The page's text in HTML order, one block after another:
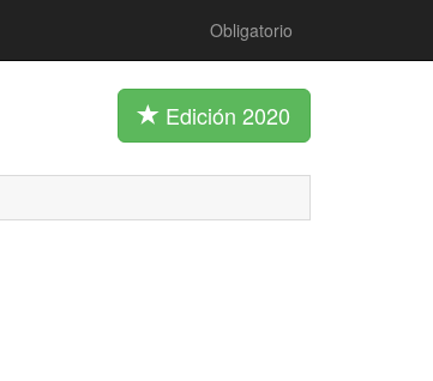
Obligatorio
Edición 2020